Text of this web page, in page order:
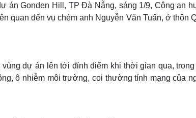
thể thao
trường
Tư vấn
Thời trang
Sao Việt
án Gonden Hill, TP Đà Nẵng, sáng 1/9, Công an
quan đến vụ chém anh Nguyễn Văn Tuấn, ở thôn
dự án lên tới đỉnh điểm khi thời gian qua, trong
ô nhiễm môi trường, coi thường tính mạng của